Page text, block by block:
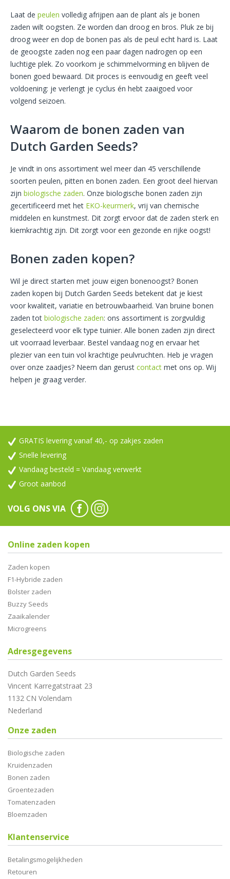
Laat de peulen volledig afrijpen aan de plant als je bonen
zaden wilt oogsten. Ze worden dan droog en bros. Pluk ze bij
droog weer en dop de bonen pas als de peul echt hard is. Laat
de geoogste zaden nog een paar dagen nadrogen op een
luchtige plek. Zo voorkom je schimmelvorming en blijven de
bonen goed bewaard. Dit proces is eenvoudig en geeft veel
voldoening: je verlengt je cyclus én hebt zaaigoed voor
volgend seizoen.
Waarom de bonen zaden van
Dutch Garden Seeds?
Je vindt in ons assortiment wel meer dan 45 verschillende
soorten peulen, pitten en bonen zaden. Een groot deel hiervan
zijn biologische zaden. Onze biologische bonen zaden zijn
gecertificeerd met het EKO-keurmerk, vrij van chemische
middelen en kunstmest. Dit zorgt ervoor dat de zaden sterk en
kiemkrachtig zijn. Dit zorgt voor een gezonde en rijke oogst!
Bonen zaden kopen?
Wil je direct starten met jouw eigen bonenoogst? Bonen
zaden kopen bij Dutch Garden Seeds betekent dat je kiest
voor kwaliteit, variatie en betrouwbaarheid. Van bruine bonen
zaden tot biologische zaden: ons assortiment is zorgvuldig
geselecteerd voor elk type tuinier. Alle bonen zaden zijn direct
uit voorraad leverbaar. Bestel vandaag nog en ervaar het
plezier van een tuin vol krachtige peulvruchten. Heb je vragen
over onze zaadjes? Neem dan gerust contact met ons op. Wij
helpen je graag verder.
GRATIS levering vanaf 40,- op zakjes zaden
Snelle levering
Vandaag besteld = Vandaag verwerkt
Groot aanbod
VOLG ONS VIA
Online zaden kopen
Zaden kopen
F1-Hybride zaden
Bolster zaden
Buzzy Seeds
Zaaikalender
Microgreens
Adresgegevens
Dutch Garden Seeds
Vincent Karregatstraat 23
1132 CN Volendam
Nederland
Onze zaden
Biologische zaden
Kruidenzaden
Bonen zaden
Groentezaden
Tomatenzaden
Bloemzaden
Klantenservice
Betalingsmogelijkheden
Retouren